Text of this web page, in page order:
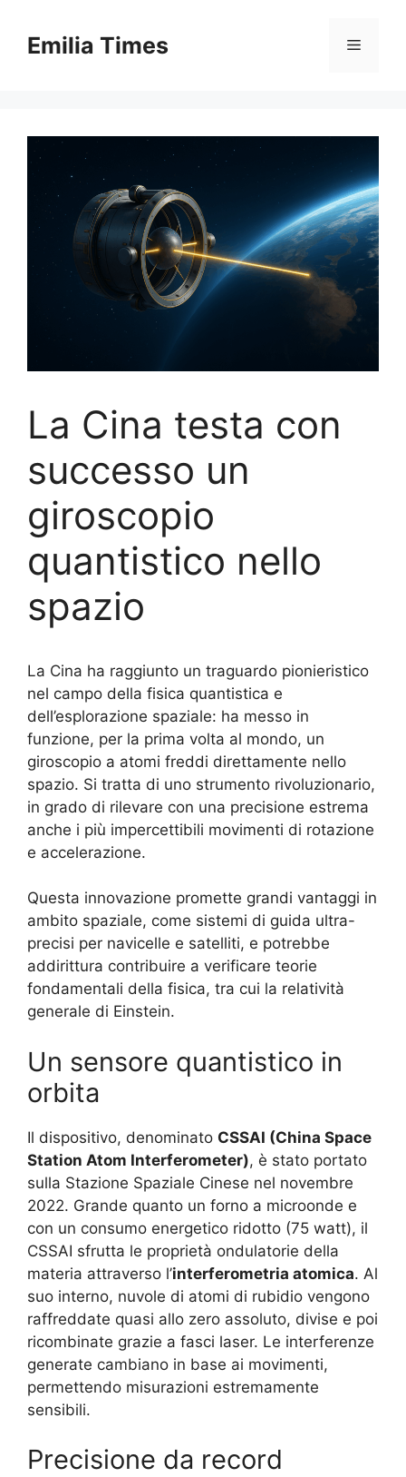
contentEmilia Times Menu
La Cina testa con
successo un
giroscopio
quantistico nello
spazio
La Cina ha raggiunto un traguardo pionieristico
nel campo della fisica quantistica e
dell’esplorazione spaziale: ha messo in
funzione, per la prima volta al mondo, un
giroscopio a atomi freddi direttamente nello
spazio. Si tratta di uno strumento rivoluzionario,
in grado di rilevare con una precisione estrema
anche i più impercettibili movimenti di rotazione
e accelerazione.
Questa innovazione promette grandi vantaggi in
ambito spaziale, come sistemi di guida ultra-
precisi per navicelle e satelliti, e potrebbe
addirittura contribuire a verificare teorie
fondamentali della fisica, tra cui la relatività
generale di Einstein.
Un sensore quantistico in
orbita
Il dispositivo, denominato CSSAI (China Space
Station Atom Interferometer), è stato portato
sulla Stazione Spaziale Cinese nel novembre
2022. Grande quanto un forno a microonde e
con un consumo energetico ridotto (75 watt), il
CSSAI sfrutta le proprietà ondulatorie della
materia attraverso l’interferometria atomica. Al
suo interno, nuvole di atomi di rubidio vengono
raffreddate quasi allo zero assoluto, divise e poi
ricombinate grazie a fasci laser. Le interferenze
generate cambiano in base ai movimenti,
permettendo misurazioni estremamente
sensibili.
Precisione da record